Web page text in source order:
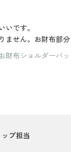
です。
ません。お財布部
布ショルダーバッ
プ担当